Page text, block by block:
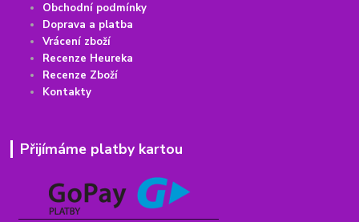
Obchodní podmínky
Doprava a platba
Vrácení zboží
Recenze Heureka
Recenze Zboží
Kontakty
Přijímáme platby kartou